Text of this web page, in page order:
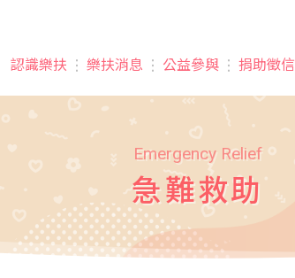
認識樂扶 樂扶消息 公益參與 捐助徵信
Emergency Relief
急難救助